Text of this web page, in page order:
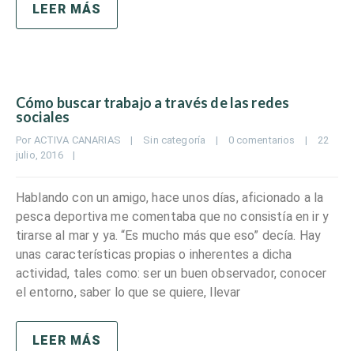
LEER MÁS
Cómo buscar trabajo a través de las redes
sociales
Por ACTIVA CANARIAS | Sin categoría | 0 comentarios |
22
julio, 2016 |
Hablando con un amigo, hace unos días, aficionado a la
pesca deportiva me comentaba que no consistía en ir y
tirarse al mar y ya. “Es mucho más que eso” decía. Hay
unas características propias o inherentes a dicha
actividad, tales como: ser un buen observador, conocer
el entorno, saber lo que se quiere, llevar
LEER MÁS